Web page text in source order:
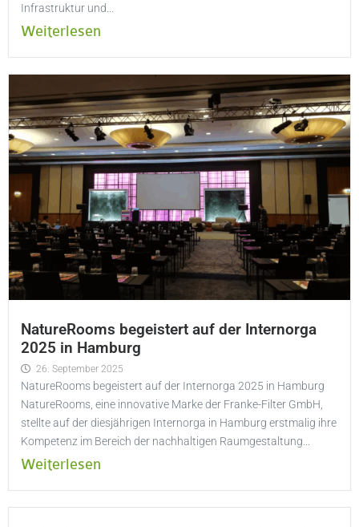
Infrastruktur und...
Weiterlesen
NatureRooms begeistert auf der Internorga
2025 in Hamburg
26. September 2025
NatureRooms begeistert auf der Internorga 2025 in Hamburg
NatureRooms, eine innovative Marke der Franke-Filter GmbH,
stellte auf der diesjährigen Internorga in Hamburg erstmalig ihre
Kompetenz im Bereich der nachhaltigen Raumgestaltung...
Weiterlesen